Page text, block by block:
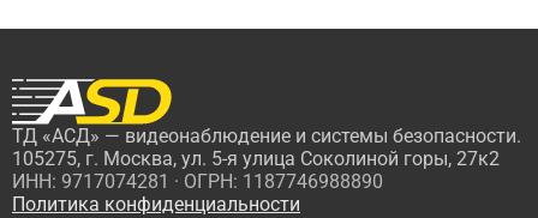
ТД «АСД» — видеонаблюдение и системы безопасности.
105275, г. Москва, ул. 5-я улица Соколиной горы, 27к2
ИНН: 9717074281 · ОГРН: 1187746988890
Политика конфиденциальности